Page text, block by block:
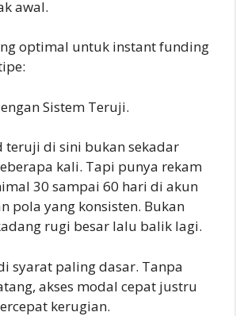
awal.
optimal untuk instant funding
Sistem Teruji.
teruji di sini bukan sekadar
kali. Tapi punya rekam
30 sampai 60 hari di akun
pola yang konsisten. Bukan
rugi besar lalu balik lagi.
syarat paling dasar. Tanpa
akses modal cepat justru
kerugian.